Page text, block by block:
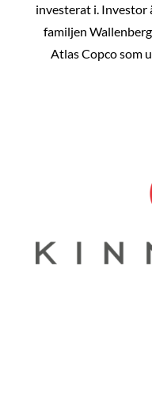
investerat i. Investor
familjen
Atlas Copco som